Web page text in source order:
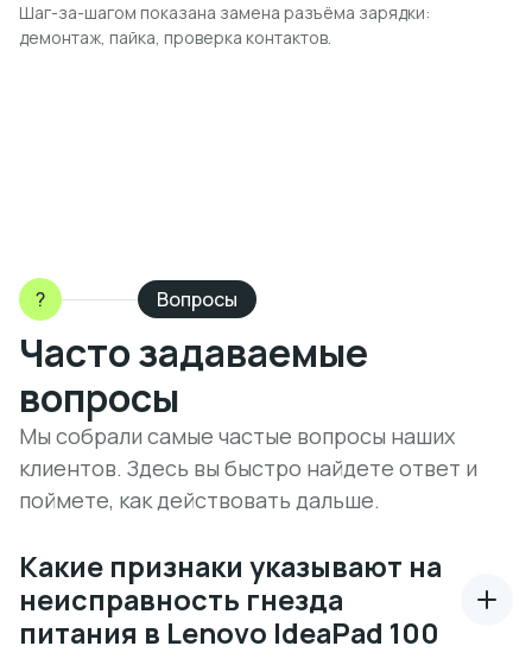
Шаг-за-шагом показана замена разъёма зарядки:
демонтаж, пайка, проверка контактов.
? Вопросы
Часто задаваемые
вопросы
Мы собрали самые частые вопросы наших
клиентов. Здесь вы быстро найдете ответ и
поймете, как действовать дальше.
Какие признаки указывают на
неисправность гнезда
питания в Lenovo IdeaPad 100